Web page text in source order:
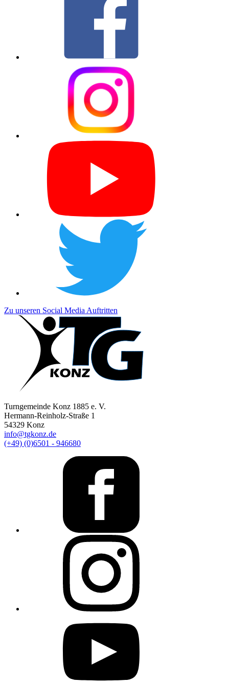
Zu unseren Social Media Auftritten
Turngemeinde Konz 1885 e. V.
Hermann-Reinholz-Straße 1
54329 Konz
info@tgkonz.de
(+49) (0)6501 - 946680